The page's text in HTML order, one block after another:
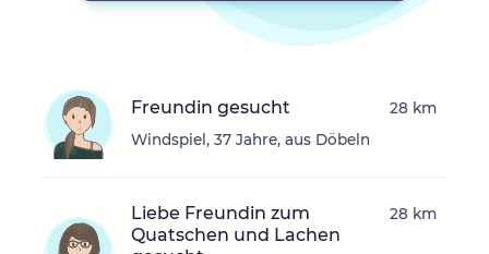
Freundin gesucht
Windspiel, 37 Jahre, aus Döbeln
28 km
Liebe Freundin zum
Quatschen und Lachen
28 km